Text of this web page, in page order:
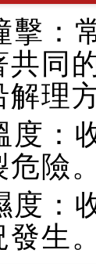
擊：
共同
解理
度：
危險
度：
生。